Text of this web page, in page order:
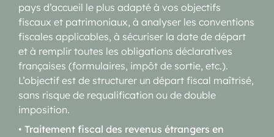
pays d’accueil le plus adapté à vos objectifs
fiscaux et patrimoniaux, à analyser les conventions
fiscales applicables, à sécuriser la date de départ
et à remplir toutes les obligations déclaratives
françaises (formulaires, impôt de sortie, etc.).
L’objectif est de structurer un départ fiscal maîtrisé,
sans risque de requalification ou de double
imposition.
• Traitement fiscal des revenus étrangers en